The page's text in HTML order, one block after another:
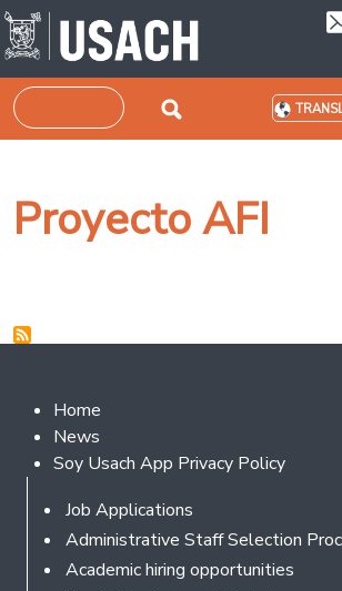
Skip to main content
Search
Proyecto AFI
Footer 2
Home
News
Soy Usach App Privacy Policy
Footer
Job Applications
Administrative Staff Selection
Academic hiring opportunities